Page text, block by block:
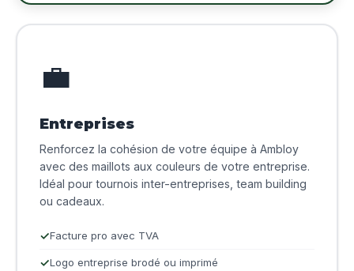
💼
Entreprises
Renforcez la cohésion de votre équipe à Ambloy
avec des maillots aux couleurs de votre entreprise.
Idéal pour tournois inter-entreprises, team building
ou cadeaux.
Facture pro avec TVA
Logo entreprise brodé ou imprimé